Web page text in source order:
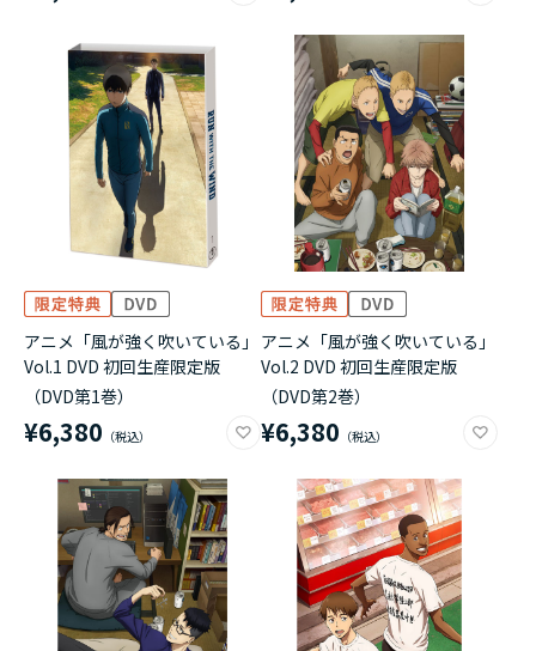
アニメ「風が強く吹いている」
Vol.1 DVD 初回生産限定版
（DVD第1巻）
¥6,380
アニメ「風が強く吹いている」
Vol.2 DVD 初回生産限定版
（DVD第2巻）
¥6,380